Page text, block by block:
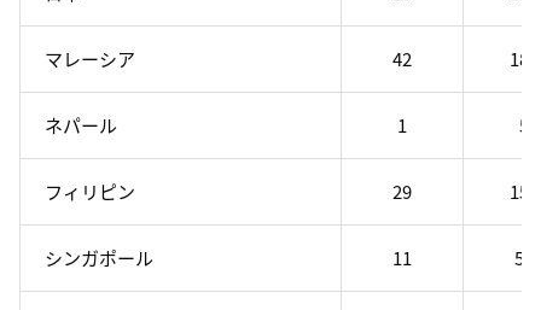
マレーシア 42 182
ネパール 1 5
フィリピン 29 154
シンガポール 11 53